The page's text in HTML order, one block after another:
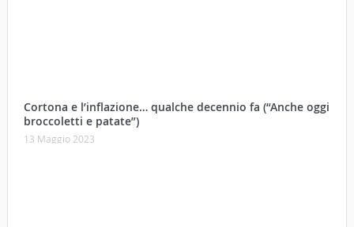
Cortona e l’inflazione… qualche decennio fa (“Anche oggi
broccoletti e patate”)
13 Maggio 2023